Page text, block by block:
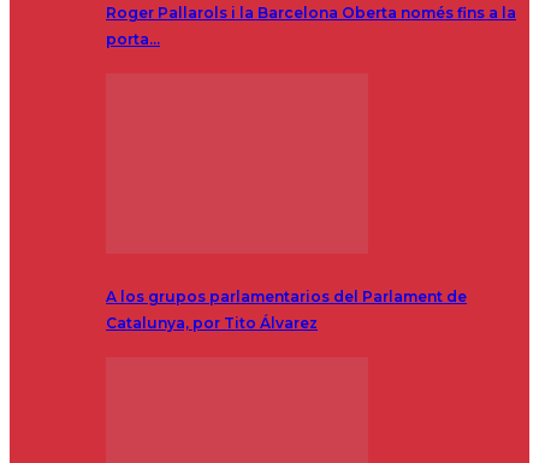
Roger Pallarols i la Barcelona Oberta només fins a la
porta…
A los grupos parlamentarios del Parlament de
Catalunya, por Tito Álvarez